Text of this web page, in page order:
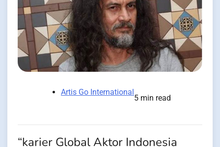
Artis Go International
5 min read
“karier Global Aktor Indonesia